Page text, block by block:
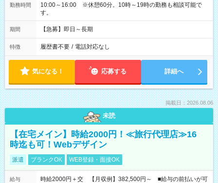
勤務時間
10:00～16:00 ※休憩60分。10時～19時の勤務も相談可能で
す。
期間 【急募】即日～長期
特徴 履歴書不要 / 電話対応なし
気になる！ 応募する 詳細へ
掲載日：2026.08.06
未読
【在宅メイン】時給2000円！≪旅行代理店≫16
時迄も可！Webデザイン
派遣 ブランクOK WEB登録・面接OK
給与
時給2000円＋交 【月収例】382,500円～ ■給与の前払いが可